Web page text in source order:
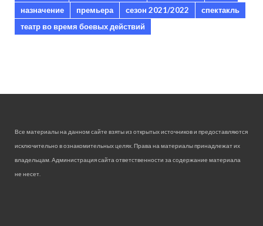
назначение
премьера сезон 2021/2022
спектакль
театр во время боевых действий
Все материалы на данном сайте взяты из открытых источников и предоставляются
исключительно в ознакомительных целях. Права на материалы принадлежат их
владельцам. Администрация сайта ответственности за содержание материала
не несет.